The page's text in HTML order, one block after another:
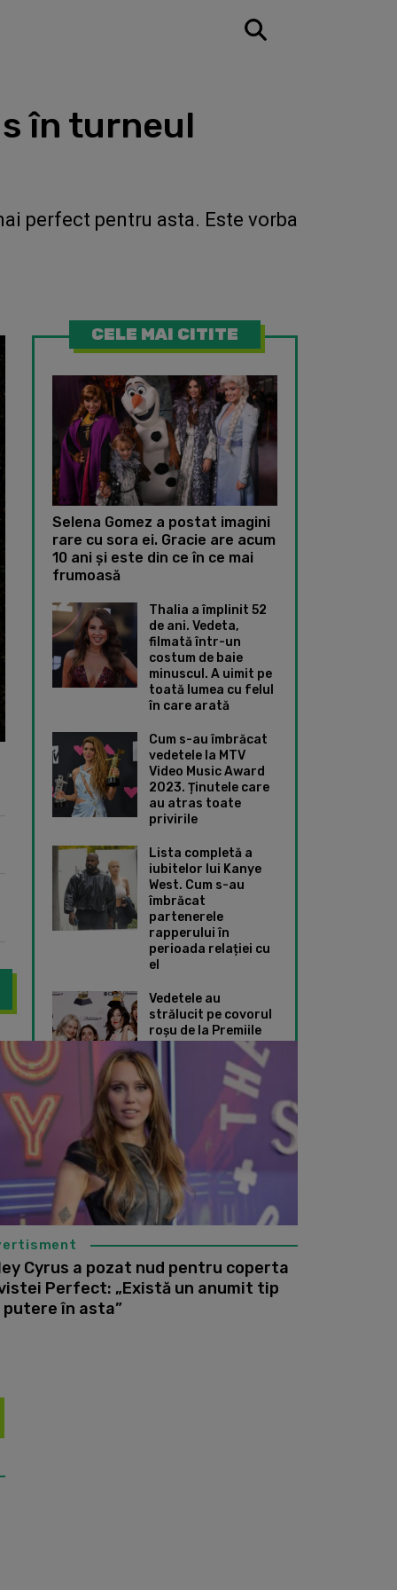
în turneul
perfect pentru asta. Este vorba
CELE MAI CITITE
Selena Gomez a postat imagini
rare cu sora ei. Gracie are acum
10 ani și este din ce în ce mai
frumoasă
Thalia a împlinit 52
de ani. Vedeta,
filmată într-un
costum de baie
minuscul. A uimit pe
toată lumea cu felul
în care arată
Cum s-au îmbrăcat
vedetele la MTV
Video Music Award
2023. Ținutele care
au atras toate
privirile
Lista completă a
iubitelor lui Kanye
West. Cum s-au
îmbrăcat
partenerele
rapperului în
perioada relației cu
el
Vedetele au
strălucit pe covorul
roșu de la Premiile
Grammy 2024. Ce
ținute speciale au
ales Taylor Swift și
Dua Lipa
a lansat piesa „Secrets”, o baladă emoționantă dedicată
Cyrus a pozat nud pentru coperta
Perfect: „Există un anumit tip
putere în asta”